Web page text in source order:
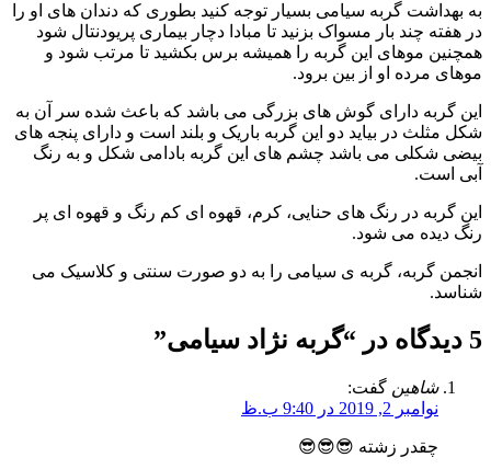
به بهداشت گربه سیامی بسیار توجه کنید بطوری که دندان های او را
در هفته چند بار مسواک بزنید تا مبادا دچار بیماری پریودنتال شود
همچنین موهای این گربه را همیشه برس بکشید تا مرتب شود و
موهای مرده او از بین برود.
این گربه دارای گوش های بزرگی می باشد که باعث شده سر آن به
شکل مثلث در بیاید دو این گربه باریک و بلند است و دارای پنجه های
بیضی شکلی می باشد چشم های این گربه بادامی شکل و به رنگ
آبی است.
این گربه در رنگ های حنایی، کرم، قهوه ای کم رنگ و قهوه ای پر
رنگ دیده می شود.
انجمن گربه، گربه ی سیامی را به دو صورت سنتی و کلاسیک می
شناسد.
5 دیدگاه در “ گربه نژاد سیامی”
شاهین گفت:
نوامبر 2, 2019 در 9:40 ب.ظ
چقدر زشته 😎😎😎